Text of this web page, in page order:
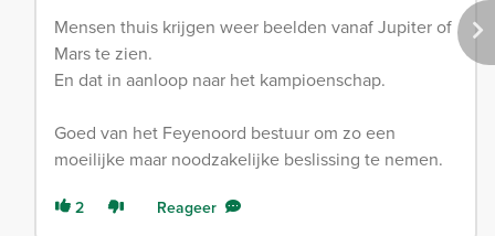
Mensen thuis krijgen weer beelden vanaf Jupiter of
Mars te zien.
En dat in aanloop naar het kampioenschap.
Goed van het Feyenoord bestuur om zo een
moeilijke maar noodzakelijke beslissing te nemen.
2 Reageer